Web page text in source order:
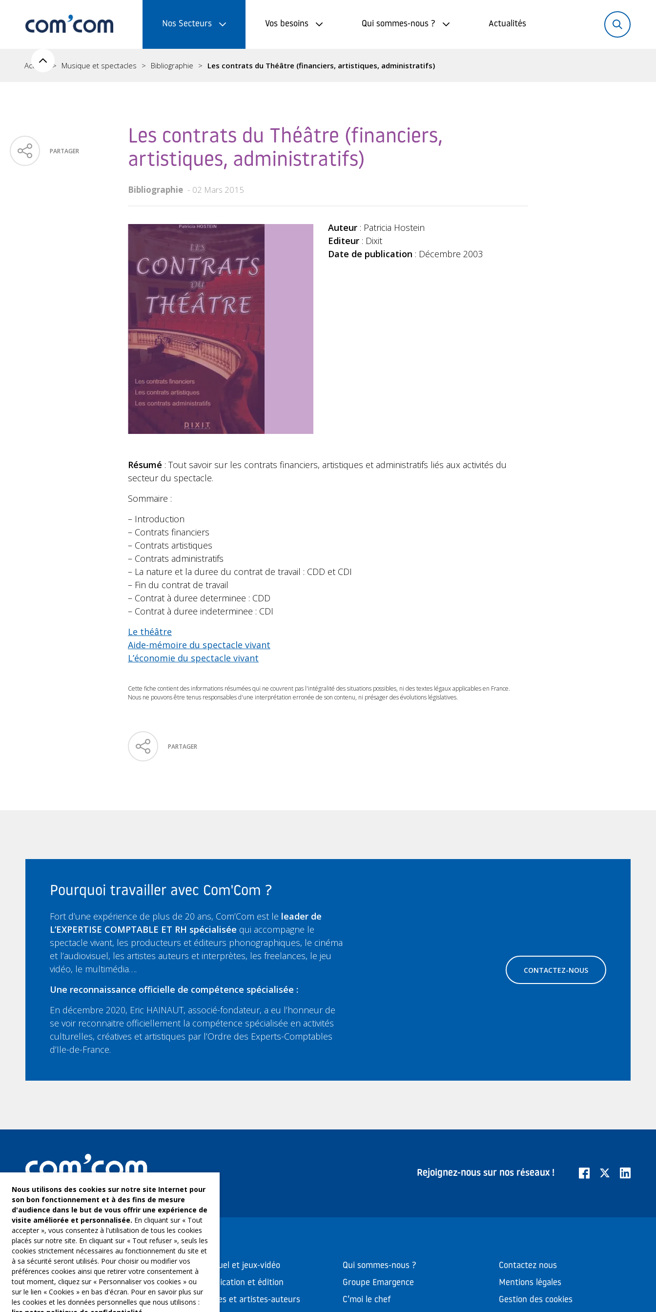
Nos Secteurs Vos besoins Qui sommes-nous ? Actualités
Rechercher:
Accueil Musique et spectacles Bibliographie Les contrats du Théâtre (financiers, artistiques, administratifs)
Les contrats du Théâtre (financiers,
artistiques, administratifs)
Bibliographie 02 Mars 2015
PARTAGER
Auteur : Patricia Hostein
Editeur : Dixit
Date de publication : Décembre 2003
Résumé : Tout savoir sur les contrats financiers, artistiques et administratifs liés aux activités du
secteur du spectacle.
Sommaire :
– Introduction
– Contrats financiers
– Contrats artistiques
– Contrats administratifs
– La nature et la duree du contrat de travail : CDD et CDI
– Fin du contrat de travail
– Contrat à duree determinee : CDD
– Contrat à duree indeterminee : CDI
Le théâtre
Aide-mémoire du spectacle vivant
L’économie du spectacle vivant
Cette fiche contient des informations résumées qui ne couvrent pas l'intégralité des situations possibles, ni des textes légaux applicables en France.
Nous ne pouvons être tenus responsables d'une interprétation erronée de son contenu, ni présager des évolutions législatives.
PARTAGER
Pourquoi travailler avec Com'Com ?
Fort d’une expérience de plus de 20 ans, Com’Com est le leader de
L’EXPERTISE COMPTABLE ET RH spécialisée qui accompagne le
spectacle vivant, les producteurs et éditeurs phonographiques, le cinéma
et l’audiovisuel, les artistes auteurs et interprètes, les freelances, le jeu
vidéo, le multimédia….
Une reconnaissance officielle de compétence spécialisée :
En décembre 2020, Eric HAINAUT, associé-fondateur, a eu l’honneur de
se voir reconnaitre officiellement la compétence spécialisée en activités
culturelles, créatives et artistiques par l’Ordre des Experts-Comptables
d’Ile-de-France.
CONTACTEZ-NOUS
Rejoignez-nous sur nos réseaux !
COM’COM
Groupe Emargence
141 avenue de Wagram
75017 Paris
Audiovisuel et jeux-vidéo
Communication et édition
Freelances et artistes-auteurs
Qui sommes-nous ?
Groupe Emargence
C’moi le chef
Contactez nous
Mentions légales
Gestion des cookies
Nous utilisons des cookies sur notre site Internet pour
son bon fonctionnement et à des fins de mesure
d'audience dans le but de vous offrir une expérience de
visite améliorée et personnalisée. En cliquant sur « Tout
accepter », vous consentez à l'utilisation de tous les cookies
placés sur notre site. En cliquant sur « Tout refuser », seuls les
cookies strictement nécessaires au fonctionnement du site et
à sa sécurité seront utilisés. Pour choisir ou modifier vos
préférences cookies ainsi que retirer votre consentement à
tout moment, cliquez sur « Personnaliser vos cookies » ou
sur le lien « Cookies » en bas d'écran. Pour en savoir plus sur
les cookies et les données personnelles que nous utilisons :